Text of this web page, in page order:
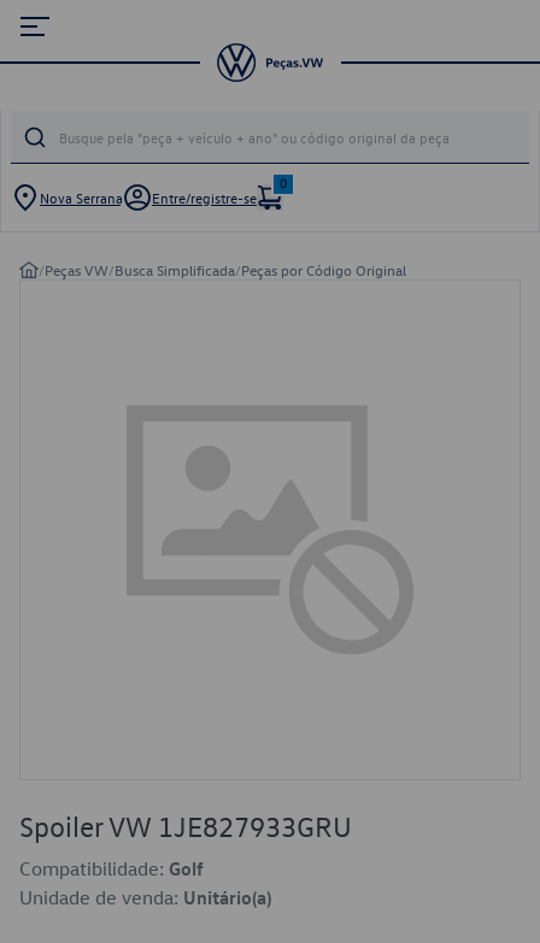
Nova Serrana Entre/registre-se
0
/Peças VW/Busca Simplificada/Peças por Código Original
Spoiler VW 1JE827933GRU
Compatibilidade: Golf
Unidade de venda: Unitário(a)